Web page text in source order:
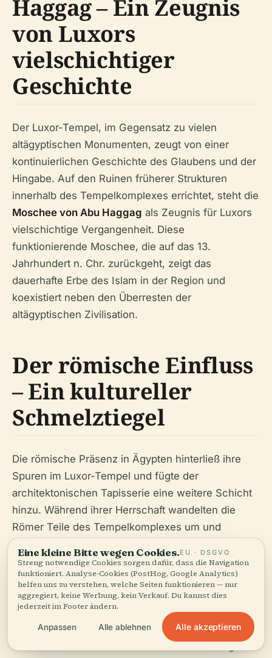
Haggag – Ein Zeugnis
von Luxors
vielschichtiger
Geschichte
Der Luxor-Tempel, im Gegensatz zu vielen
altägyptischen Monumenten, zeugt von einer
kontinuierlichen Geschichte des Glaubens und der
Hingabe. Auf den Ruinen früherer Strukturen
innerhalb des Tempelkomplexes errichtet, steht die
Moschee von Abu Haggag als Zeugnis für Luxors
vielschichtige Vergangenheit. Diese
funktionierende Moschee, die auf das 13.
Jahrhundert n. Chr. zurückgeht, zeigt das
dauerhafte Erbe des Islam in der Region und
koexistiert neben den Überresten der
altägyptischen Zivilisation.
Der römische Einfluss
– Ein kultureller
Schmelztiegel
Die römische Präsenz in Ägypten hinterließ ihre
Spuren im Luxor-Tempel und fügte der
architektonischen Tapisserie eine weitere Schicht
hinzu. Während ihrer Herrschaft wandelten die
Römer Teile des Tempelkomplexes um und
integrierten ihre eigenen architektonischen
Elemente. DieRömische Kapelle, in der Nähe des
Hofs von Ramses II gelegen, ist ein
herausragendes Beispiel für diese kulturelle
Verschmelzung. Diese kleine Kapelle, die dem
römischen Kaiser gewidmet ist, zeigt typische
römische architektonische Merkmale und zeigt die
Eine kleine Bitte wegen Cookies.EU · DSGVO
Streng notwendige Cookies sorgen dafür, dass die Navigation
funktioniert. Analyse-Cookies (PostHog, Google Analytics)
helfen uns zu verstehen, welche Seiten funktionieren — nur
aggregiert, keine Werbung, kein Verkauf. Du kannst dies
jederzeit im Footer ändern.
Anpassen Alle ablehnen Alle akzeptieren